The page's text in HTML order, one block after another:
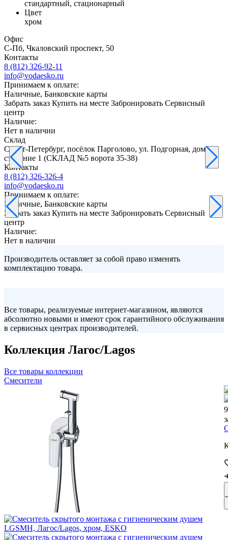
стандартный, стационарный
Цвет
хром
Офис
С-Пб, Чкаловский проспект, 50
Контакты
8 (812) 326-92-11
info@vodaesko.ru
Принимаем к оплате:
Наличные, Банковские карты
Забрать заказ Купить на месте Забронировать Сервисный
центр
Наличие:
Нет в наличии
Склад
Санкт-Петербург, посёлок Парголово, ул. Подгорная, дом 61,
строение 1 (СКЛАД №5 ворота 35-38)
Контакты
8 (812) 326-326-4
info@vodaesko.ru
Принимаем к оплате:
Наличные, Банковские карты
Забрать заказ Купить на месте Забронировать Сервисный
центр
Наличие:
Нет в наличии
Производитель оставляет за собой право изменять
комплектацию товара.
Все товары, реализуемые интернет-магазином, являются
абсолютно новыми и имеют срок гарантийного обслуживания
в сервисных центрах производителей.
Коллекция Лагос/Lagos
Все товары коллекции
Смесители